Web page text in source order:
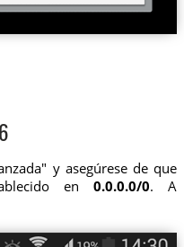
y asegúrese de que
en0.0.0.0/0. A